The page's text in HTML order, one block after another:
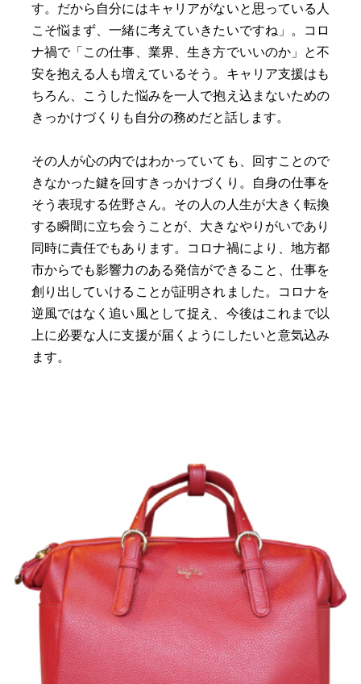
す。だから自分にはキャリアがないと思っている人
こそ悩まず、一緒に考えていきたいですね」。コロ
ナ禍で「この仕事、業界、生き方でいいのか」と不
安を抱える人も増えているそう。キャリア支援はも
ちろん、こうした悩みを一人で抱え込まないための
きっかけづくりも自分の務めだと話します。
その人が心の内ではわかっていても、回すことので
きなかった鍵を回すきっかけづくり。自身の仕事を
そう表現する佐野さん。その人の人生が大きく転換
する瞬間に立ち会うことが、大きなやりがいであり
同時に責任でもあります。コロナ禍により、地方都
市からでも影響力のある発信ができること、仕事を
創り出していけることが証明されました。コロナを
逆風ではなく追い風として捉え、今後はこれまで以
上に必要な人に支援が届くようにしたいと意気込み
ます。